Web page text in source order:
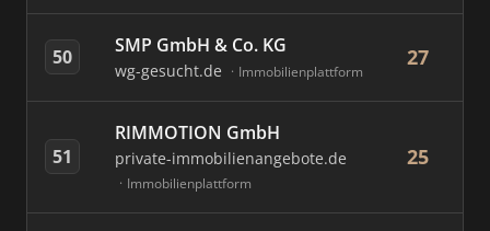
50 SMP GmbH & Co. KG
wg-gesucht.de Immobilienplattform
27
51
RIMMOTION GmbH
private-immobilienangebote.de
Immobilienplattform
25